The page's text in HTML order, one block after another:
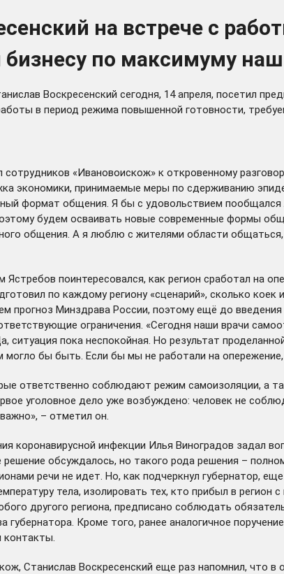
на встрече с
по максимуму
Воскресенский сегодня, 14 апреля, посетил
в период режима повышенной готовности,
сотрудников «Ивановоискож» к откровенному
экономики, принимаемые меры по сдерживанию
формат общения. Я бы с удовольствием пообщался
будем осваивать новые современные формы
общения. А я люблю с жителями области
поинтересовался, как регион сработал на
по каждому региону «сценарий», сколько
прогноз Минздрава России, поэтому ещё до
ограничения. «Сегодня наши врачи
ситуация пока неспокойная. Но результат
бы быть. Если бы мы не работали на опережение,
ответственно соблюдают режим самоизоляции, а
уголовное дело уже возбуждено: человек не
– отметил он.
коронавирусной инфекции Илья Виноградов задал
обсуждалось, но такого рода решения –
речи не идет. Но, как подчеркнул губернатор,
тела, изолировать тех, кто прибыл в
другого региона, предписано соблюдать
губернатора. Кроме того, ранее аналогичное
Станислав Воскресенский еще раз напомнил, что